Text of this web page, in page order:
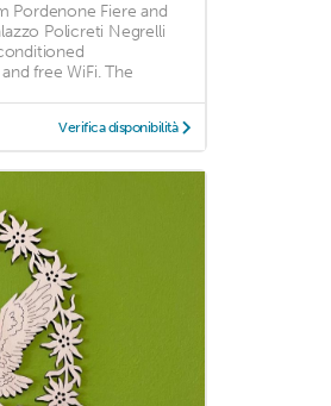
Pordenone Fiere and
Policreti Negrelli
free WiFi. The
Verifica disponibilità